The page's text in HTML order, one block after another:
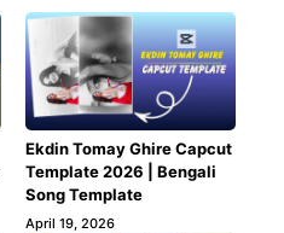
Ekdin Tomay Ghire Capcut
Template 2026 | Bengali
Song Template
April 19, 2026